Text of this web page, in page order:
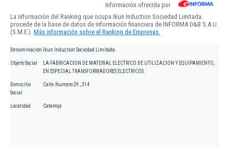
Información ofrecida por
La información del Ranking que ocupa Ikun Induction Sociedad Limitada.
procede de la base de datos de información financiera de INFORMA D&B S.A.U.
(S.M.E.). Más información sobre el Ranking de Empresas.
Denominación Ikun Induction Sociedad Limitada.
Objeto Social
LA FABRICACION DE MATERIAL ELECTRICO DE UTILIZACION Y EQUIPAMIENTO,
EN ESPECIAL TRANSFORMADORES ELECTRICOS.
Domicilio
Social
Calle Numero 29 , 314
Localidad Catarroja